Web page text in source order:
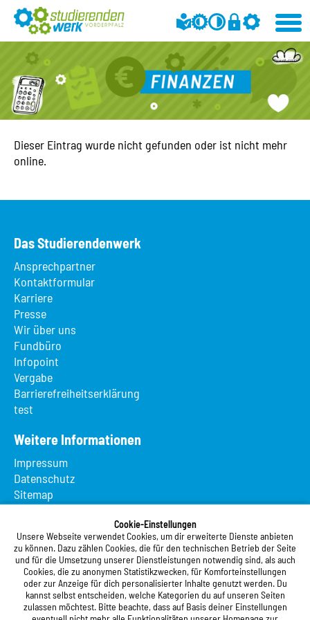
Cookie-Einstellungen
Unsere Webseite verwendet Cookies, um dir erweiterte Dienste anbieten
zu können. Dazu zählen Cookies, die für den technischen Betrieb der Seite
und für die Umsetzung unserer Dienstleistungen notwendig sind, als auch
Cookies, die zu anonymen Statistikzwecken, für Komforteinstellungen
oder zur Anzeige für dich personalisierter Inhalte genutzt werden. Du
kannst selbst entscheiden, welche Kategorien du auf unseren Seiten
zulassen möchtest. Bitte beachte, dass auf Basis deiner Einstellungen
Dieser Eintrag wurde nicht gefunden oder ist nicht mehr
online.
Das Studierendenwerk
Ansprechpartner
Kontaktformular
Karriere
Presse
Wir über uns
Fundbüro
Infopoint
Vergabe
Barrierefreiheitserklärung
test
Weitere Informationen
Impressum
Datenschutz
Sitemap
Suche
Registrierung
Studierendenwerk Vorderpfalz
Studierendenwerk Vorderpfalz
Anstalt des öffentlichen Rechts